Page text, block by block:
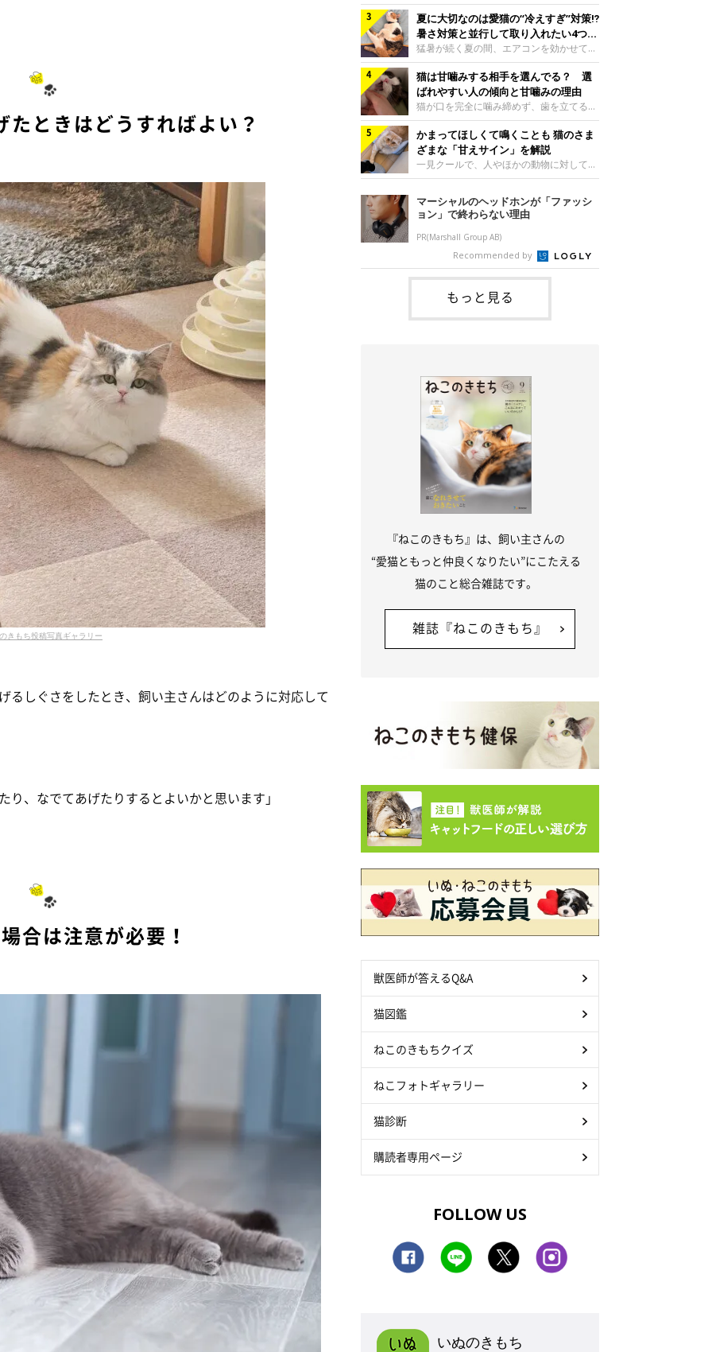
ときはどうすればよい？
きもち投稿写真ギャラリー
しぐさをしたとき、飼い主さんはどのように対応して
、なでてあげたりするとよいかと思います」
合は注意が必要！
らせたりする方法があります。今回は獣医
師の重本仁先生に、猫に水分を摂らせるた
めにできるためできる工夫を教えていただ
きました。ボウルの高さを愛猫の好みにね
このきもち投稿写真ギャラリー水飲みボウ
ルの高さは、猫が飲むときに頭が胃より下
にならないように設定すると飲みやすいで
しょう。首を深く折り曲げずに済むため、
関節や食道への負
の上など、さっきまでとは違う場所にいる
ことがあります。何度も移動しているよう
に見えると、落ち着かないのかな、暑さで
つらいのかなと気になる場面もあるでしょ
う。猫が居場所を変える理由や、飼い主さ
んが整えたい環境などについて、ねこのき
もち獣医師相談室の山口みき先生に伺いま
した。 移動は、猫なりの快適さ選びねこ
のきもち投稿写真ギャラリー猫は家の中
で、自分にとって過ごしやすい場所を見つ
けるのが得意な動物です。 暑い季節に
は、風通しのよい場所やひんやりした床、
熱がこもりにくい場
夏に大切なのは愛猫の“冷えすぎ”対策⁉
暑さ対策と並行して取り入れたい4つの
工夫
猛暑が続く夏の間、エアコンを効かせて室
内を冷やしますよね。しかし、人にとって
は快適な温度でも、猫にとっては温度が低
すぎることも。暑さ対策と並行して、冷え
すぎ対策もしっかりと行うことが大切で
す。今回は獣医師の重本仁先生に、猫の冷
えすぎを防ぐ4つの対策を教えていただき
ました。（1） 冷房の効いていない部屋に
行き来できるようにするねこのきもち投稿
写真ギャラリー猫が寒いと感じたときに、
ましょう。冷房の効いていない部屋や廊下
へも自由に行き来できるように、ドアは猫
が通れる程度に
猫は甘噛みする相手を選んでる？ 選
ばれやすい人の傾向と甘噛みの理由
猫が口を完全に噛み締めず、歯を立てる程
度に噛む“甘噛み”。遊びやスキンシップの
ときに繰り出すことがありますが、同じ家
族でも噛まれる頻度に違いがあると感じる
ことも。ねこのきもちWEB MAGAZINEで
は、飼い主さんたちにアンケートを実施
感じる状況を教えてもらいました。また、
ねこのきもち獣医師相談室の原駿太朗先生
には、実際に猫は甘噛みする相手を選んで
いるのか、その真相をお聞きします。約6
割の飼い主さんが「甘噛みする相手を選ん
でいる」と感じていた※2026年5月実施
かまってほしくて鳴くことも 猫のさま
ざまな「甘えサイン」を解説
一見クールで、人やほかの動物に対してあ
まり求めないように見える猫。しかし、実
は甘えん坊な性格の猫も少なくありませ
ん。今回は猫たちが出している“甘えサイ
ン”について、帝京科学大学生命環境学部
アニマルサイエンス学科准教授の加隈良枝
先生に教えていただきました。鳴くのは、
かまってほしいサインねこのきもち投稿写
真ギャラリーもともと、子猫が親猫に対し
てお世話を求めるときに鳴き声を使いま
す。子猫なので「ニャー」よりもややか細
い「ミャア」といった鳴き声になります
マーシャルのヘッドホンが「ファッシ
ョン」で終わらない理由
PR(Marshall Group AB)
Recommended by
もっと見る
『ねこのきもち』は、飼い主さんの
“愛猫ともっと仲良くなりたい”にこたえる
猫のこと総合雑誌です。
雑誌『ねこのきもち』
獣医師が答えるQ&A
猫図鑑
ねこのきもちクイズ
ねこフォトギャラリー
猫診断
購読者専用ページ
FOLLOW US
いぬのきもち